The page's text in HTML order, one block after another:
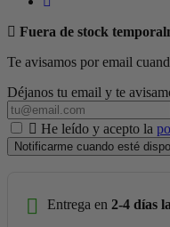
Fuera de stock
Te avisamos por email
Déjanos tu email y te
He leído y acepto la
Notificarme cuando esté
Entrega en 2-4 días